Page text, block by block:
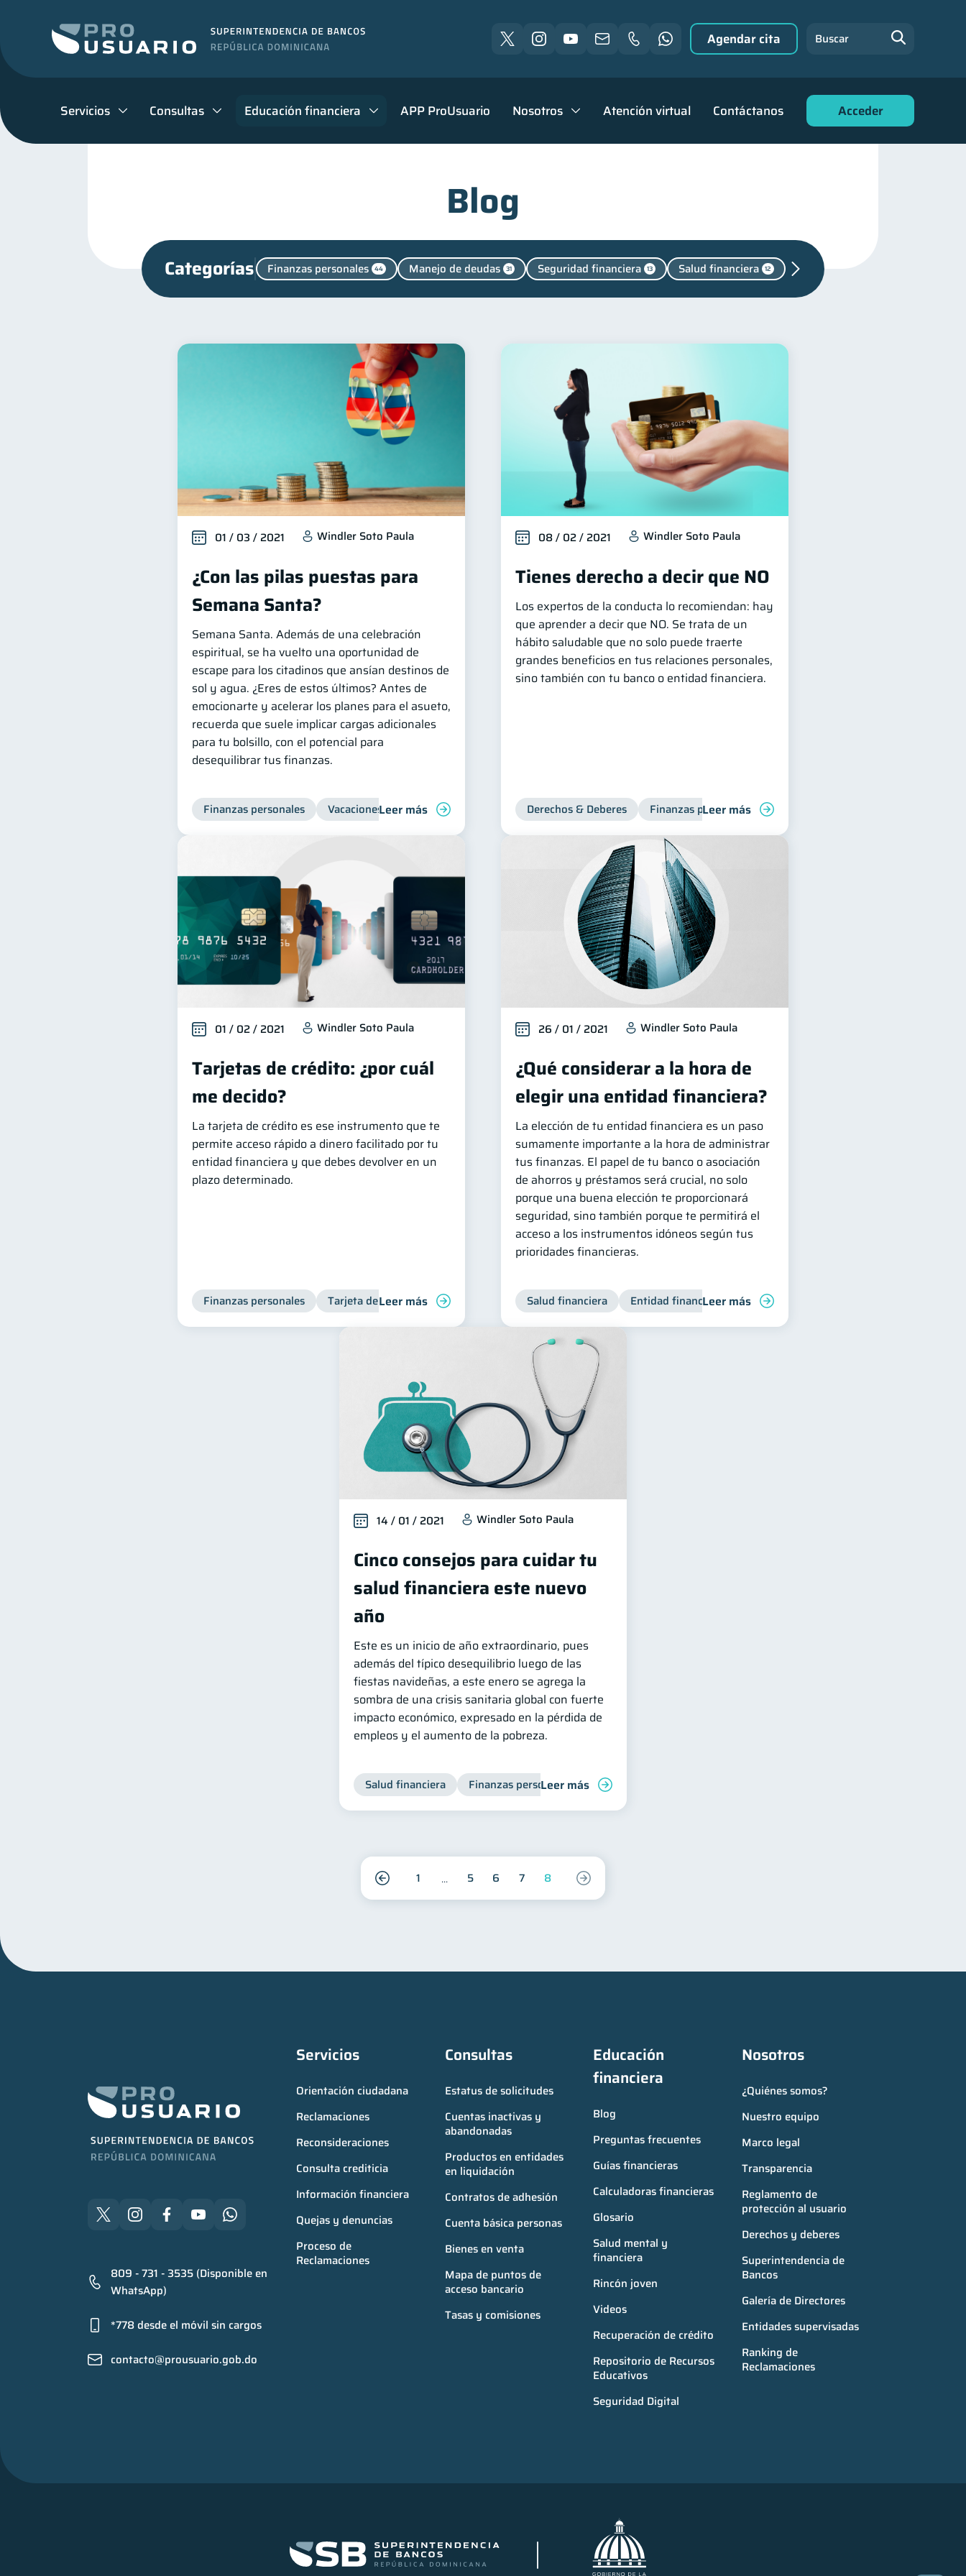
Servicios Consultas Educación financiera APP ProUsuario Nosotros Atención virtual Contáctanos Acceder
Agendar cita Buscar
Blog
Categorías Finanzas personales 44 Manejo de deudas 31 Seguridad financiera 13 Salud financiera 12
Préstamos
Derechos & Deberes Superintendencia de Bancos
Cuenta Abandonada 2 Finanzas Personales Finanzas en Pareja
Fraudes 1 Mipymes Información financiera Salud mental 1
información financiera
01 / 03 / 2021 Windler Soto Paula
¿Con las pilas puestas para
Semana Santa?
Semana Santa. Además de una celebración
espiritual, se ha vuelto una oportunidad de
escape para los citadinos que ansían destinos de
sol y agua. ¿Eres de estos últimos? Antes de
emocionarte y acelerar los planes para el asueto,
recuerda que suele implicar cargas adicionales
para tu bolsillo, con el potencial para
desequilibrar tus finanzas.
Finanzas personales Vacaciones Organización Financiera
Leer más
08 / 02 / 2021 Windler Soto Paula
Tienes derecho a decir que NO
Los expertos de la conducta lo recomiendan: hay
que aprender a decir que NO. Se trata de un
hábito saludable que no solo puede traerte
grandes beneficios en tus relaciones personales,
sino también con tu banco o entidad financiera.
Derechos & Deberes Finanzas personales
Leer más
01 / 02 / 2021 Windler Soto Paula
Tarjetas de crédito: ¿por cuál
me decido?
La tarjeta de crédito es ese instrumento que te
permite acceso rápido a dinero facilitado por tu
entidad financiera y que debes devolver en un
plazo determinado.
Finanzas personales Tarjeta de crédito
Leer más
26 / 01 / 2021 Windler Soto Paula
¿Qué considerar a la hora de
elegir una entidad financiera?
La elección de tu entidad financiera es un paso
sumamente importante a la hora de administrar
tus finanzas. El papel de tu banco o asociación
de ahorros y préstamos será crucial, no solo
porque una buena elección te proporcionará
seguridad, sino también porque te permitirá el
acceso a los instrumentos idóneos según tus
prioridades financieras.
Salud financiera Entidad financiera Finanzas personales
Leer más
14 / 01 / 2021 Windler Soto Paula
Cinco consejos para cuidar tu
salud financiera este nuevo
año
Este es un inicio de año extraordinario, pues
además del típico desequilibrio luego de las
fiestas navideñas, a este enero se agrega la
sombra de una crisis sanitaria global con fuerte
impacto económico, expresado en la pérdida de
empleos y el aumento de la pobreza.
Salud financiera Finanzas personales
Leer más
1 5 6 7 8
809 - 731 - 3535 (Disponible en
WhatsApp)
*778 desde el móvil sin cargos
contacto@prousuario.gob.do
Servicios
Orientación ciudadana
Reclamaciones
Reconsideraciones
Consulta crediticia
Información financiera
Quejas y denuncias
Proceso de
Reclamaciones
Consultas
Estatus de solicitudes
Cuentas inactivas y
abandonadas
Productos en entidades
en liquidación
Contratos de adhesión
Cuenta básica personas
Bienes en venta
Mapa de puntos de
acceso bancario
Tasas y comisiones
Educación
financiera
Blog
Preguntas frecuentes
Guías financieras
Calculadoras financieras
Glosario
Salud mental y
financiera
Rincón joven
Videos
Recuperación de crédito
Repositorio de Recursos
Educativos
Seguridad Digital
Nosotros
¿Quiénes somos?
Nuestro equipo
Marco legal
Transparencia
Reglamento de
protección al usuario
Derechos y deberes
Superintendencia de
Bancos
Galería de Directores
Entidades supervisadas
Ranking de
Reclamaciones